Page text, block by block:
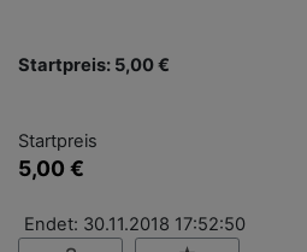
Startpreis: 5,00 €
Startpreis
5,00 €
Endet: 30.11.2018 17:52:50